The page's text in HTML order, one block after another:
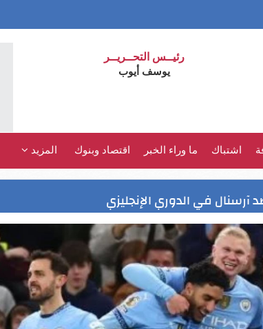
رئيــس التحــريــر
يوسف أيوب
اشتباك ما وراء الخبر اقتصاد وبنوك المزيد
في الدوري الإنجليزي